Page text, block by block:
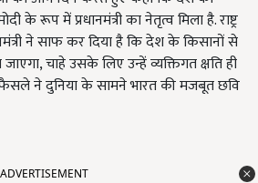
के रूप में प्रधानमंत्री का नेतृत्व मिला है. राष्ट्र
ने साफ कर दिया है कि देश के किसानों से
चाहे उसके लिए उन्हें व्यक्तिगत क्षति ही
फैसले ने दुनिया के सामने भारत की मजबूत छवि
ADVERTISEMENT